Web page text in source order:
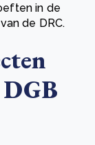
in de
de DRC.